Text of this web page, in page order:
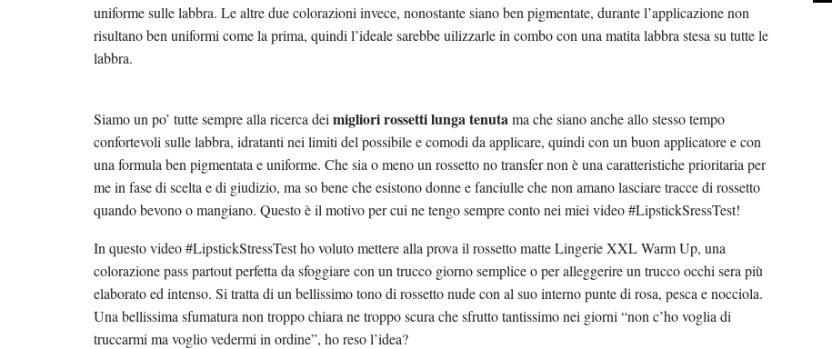
uniforme sulle labbra. Le altre due colorazioni invece, nonostante siano ben pigmentate, durante l’applicazione non
risultano ben uniformi come la prima, quindi l’ideale sarebbe uilizzarle in combo con una matita labbra stesa su tutte le
labbra.
Siamo un po’ tutte sempre alla ricerca dei migliori rossetti lunga tenutama che siano anche allo stesso tempo
confortevoli sulle labbra, idratanti nei limiti del possibile e comodi da applicare, quindi con un buon applicatore e con
una formula ben pigmentata e uniforme. Che sia o meno un rossetto no transfer non è una caratteristiche prioritaria per
me in fase di scelta e di giudizio, ma so bene che esistono donne e fanciulle che non amano lasciare tracce di rossetto
quando bevono o mangiano. Questo è il motivo per cui ne tengo sempre conto nei miei video #LipstickSressTest!
In questo video #LipstickStressTest ho voluto mettere alla prova il rossetto matte Lingerie XXL Warm Up, una
colorazione pass partout perfetta da sfoggiare con un trucco giorno semplice o per alleggerire un trucco occhi sera più
elaborato ed intenso. Si tratta di un bellissimo tono di rossetto nude con al suo interno punte di rosa, pesca e nocciola.
Una bellissima sfumatura non troppo chiara ne troppo scura che sfrutto tantissimo nei giorni “non c’ho voglia di
truccarmi ma voglio vedermi in ordine”, ho reso l’idea?